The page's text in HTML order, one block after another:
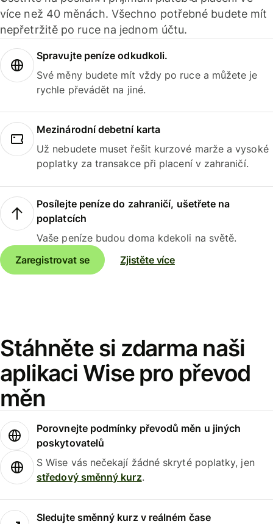
více než 40 měnách. Všechno potřebné budete mít
nepřetržitě po ruce na jednom účtu.
Spravujte peníze odkudkoli.
Své měny budete mít vždy po ruce a můžete je
rychle převádět na jiné.
Mezinárodní debetní karta
Už nebudete muset řešit kurzové marže a vysoké
poplatky za transakce při placení v zahraničí.
Posílejte peníze do zahraničí, ušetřete na
poplatcích
Vaše peníze budou doma kdekoli na světě.
Zaregistrovat se
Zjistěte více
Stáhněte si zdarma naši
aplikaci Wise pro převod
měn
Porovnejte podmínky převodů měn u jiných
poskytovatelů
S Wise vás nečekají žádné skryté poplatky, jen
středový směnný kurz.
Sledujte směnný kurz v reálném čase